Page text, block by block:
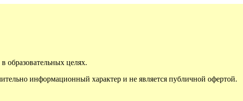
образовательных целях.
информационный характер и не является публичной офертой.